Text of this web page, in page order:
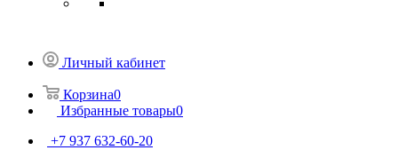
Личный кабинет
Корзина0
Избранные товары0
+7 937 632-60-20